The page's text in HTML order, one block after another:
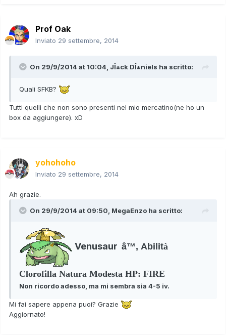
Prof Oak
Inviato 29 settembre, 2014
On 29/9/2014 at 10:04, JÎ±ck DÎ±niels ha scritto:
Quali SFKB?
Tutti quelli che non sono presenti nel mio mercatino(ne ho un
box da aggiungere). xD
yohohoho
Inviato 29 settembre, 2014
Ah grazie.
On 29/9/2014 at 09:50, MegaEnzo ha scritto:
Venusaur â™‚ Abilità
Clorofilla Natura Modesta HP: FIRE
Non ricordo adesso, ma mi sembra sia 4-5 iv.
Mi fai sapere appena puoi? Grazie
Aggiornato!